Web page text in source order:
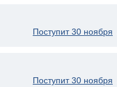
Поступит 30 ноября
Поступит 30 ноября